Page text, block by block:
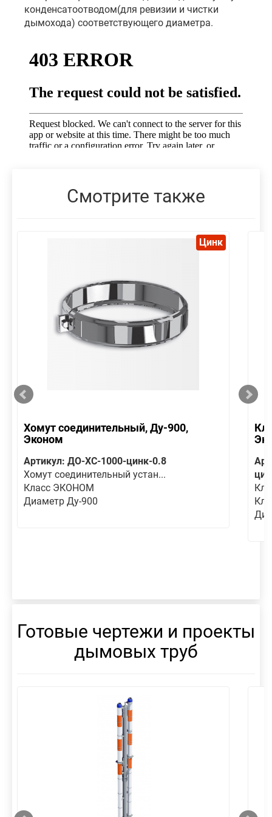
конденсатоотводом(для ревизии и чистки
дымохода) соответствующего диаметра.
Смотрите также
Цинк
Хомут соединительный, Ду-900,
Эконом
Артикул: ДО-ХС-1000-цинк-0.8
Хомут соединительный устан...
Класс ЭКОНОМ
Диаметр Ду-900
Готовые чертежи и проекты
дымовых труб